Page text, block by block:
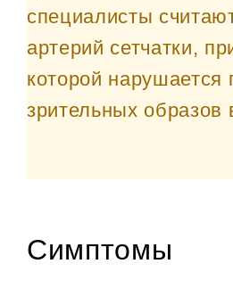
специалисты
артерий сетчатки,
которой нарушается
зрительных
Симптомы